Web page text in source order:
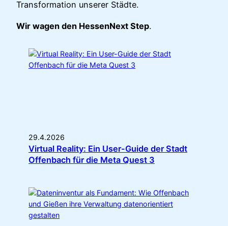
Transformation unserer Städte.
Wir wagen den HessenNext Step.
29.4.2026
Virtual Reality: Ein User-Guide der Stadt
Offenbach für die Meta Quest 3